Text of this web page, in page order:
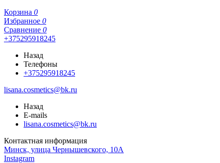
Корзина 0
Избранное 0
Сравнение 0
+375295918245
Назад
Телефоны
+375295918245
lisana.cosmetics@bk.ru
Назад
E-mails
lisana.cosmetics@bk.ru
Контактная информация
Минск, улица Чернышевского, 10А
Instagram